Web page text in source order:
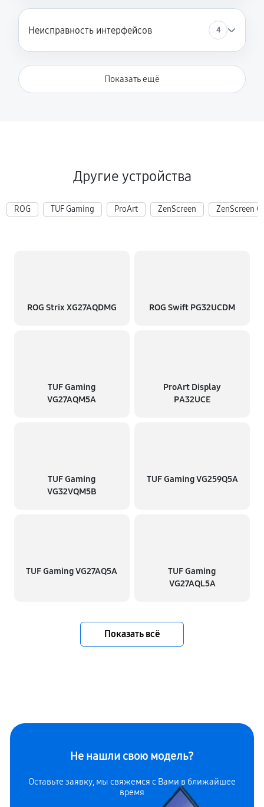
Неисправность интерфейсов 4
Показать ещё
Другие устройства
ROG TUF Gaming ProArt ZenScreen ZenScreen
ROG Strix XG27AQDMG ROG Swift PG32UCDM
TUF Gaming
VG27AQM5A
ProArt Display
PA32UCE
TUF Gaming
VG32VQM5B
TUF Gaming VG259Q5A
TUF Gaming VG27AQ5A
TUF Gaming
VG27AQL5A
Показать всё
Не нашли свою модель?
Оставьте заявку, мы свяжемся с Вами в ближайшее
время